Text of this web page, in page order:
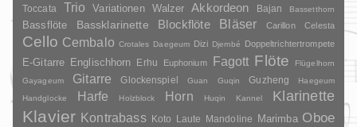
Toccata Trio Variationen Walzer Akkordeon Bajan Bassetthorn
Bassflöte Bassklarinette Blockflöte Bläser Carillon Celesta
Cello Cembalo Crotales Daegeum Dizi Djembé Doppeltrichtertrompete
E-Gitarre Englischhorn Erhu Euphonium Fagott Flöte
Flügelhorn
Gayageum
Gitarre Glockenspiel Guan Guqin Guzheng
Haegeum
Handglocke
Harfe Holzblock Horn Huqin Kannel Klarinette
Klavier Kontrabass Koto Laute Mandoline Marimba Oboe